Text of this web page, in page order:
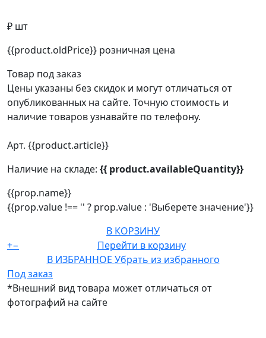
₽ шт
{{product.oldPrice}} розничная цена
Товар под заказ
Цены указаны без скидок и могут отличаться от
опубликованных на сайте. Точную стоимость и
наличие товаров узнавайте по телефону.
Арт. {{product.article}}
Наличие на складе: {{ product.availableQuantity}}
{{prop.name}}
{{prop.value !== '' ? prop.value : 'Выберете значение'}}
В КОРЗИНУ
+−
Перейти в корзину
В ИЗБРАННОЕ Убрать из избранного
Под заказ
*Внешний вид товара может отличаться от
фотографий на сайте